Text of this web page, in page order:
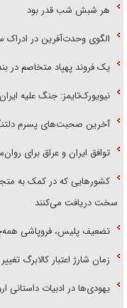
هر شبش شب قدر بود
الگوی وحدت‌آفرین در
یک فروند پهپاد متخاصم در
نیویورک‌تایمز: جنگ علیه
آخرین صحبت‌های پسرم
توافق ایران و عراق برای
کشور‌هایی که در کمک به
سخت دریافت می‌کنند
تضعیف پلیس، فروپاشی
زمان شارژ اعتبار کالابرگ
یهودی‌ها در ادبیات داستانی